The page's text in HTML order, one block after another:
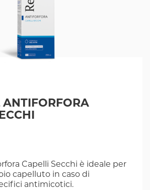
ANTIFORFORA
Capelli Secchi è ideale per
capelluto in caso di
antimicotici.